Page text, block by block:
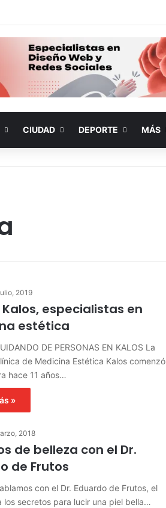
CIUDAD DEPORTE MÁS
2019
especialistas en
estética
DE PERSONAS EN KALOS La
de Medicina Estética Kalos comenzó
hace 11 años…
»
2018
de belleza con el Dr.
de Frutos
con el Dr. Eduardo de Frutos, el
los secretos para lucir una piel bella…